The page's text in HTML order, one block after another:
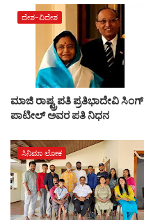
ದೇಶ-ವಿದೇಶ
ಮಾಜಿ ರಾಷ್ಟ್ರಪತಿ ಪ್ರತಿಭಾದೇವಿ ಸಿಂಗ್‌
ಪಾಟೀಲ್‌ ಅವರ ಪತಿ ನಿಧನ
ಸಿನಿಮಾ ಲೋಕ